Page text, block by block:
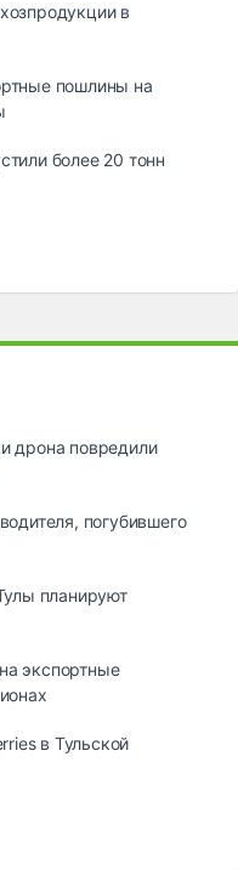
в
пошлины на
более 20 тонн
дрона повредили
погубившего
планируют
экспортные
в Тульской